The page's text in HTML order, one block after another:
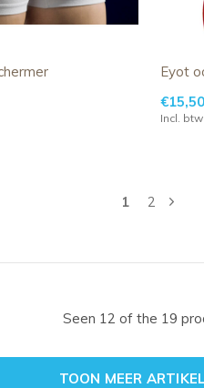
Eyot
€15,50
Incl. btw
1 2
Seen 12 of the 19
TOON MEER